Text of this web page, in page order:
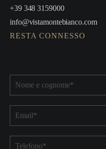
+39 348 3159000
info@vistamontebianco.com
RESTA CONNESSO